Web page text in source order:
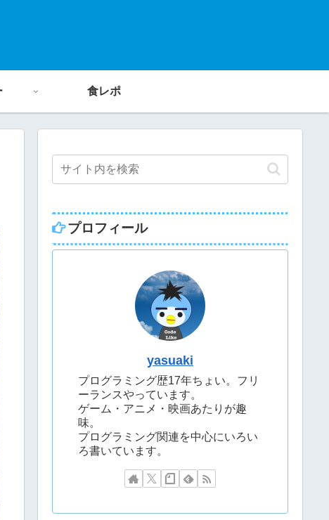
食レポ
プロフィール
yasuaki
プログラミング歴17年ちょい。フリ
ーランスやっています。
ゲーム・アニメ・映画あたりが趣
味。
プログラミング関連を中心にいろい
ろ書いています。